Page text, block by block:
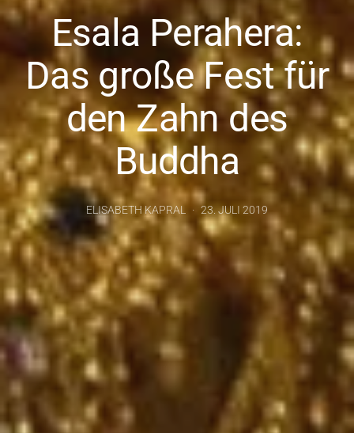
Esala Perahera:
Das große Fest für
den Zahn des
Buddha
ELISABETH KAPRAL 23. JULI 2019